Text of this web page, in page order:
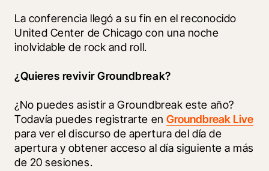
La conferencia llegó a su fin en el reconocido
United Center de Chicago con una noche
inolvidable de rock and roll.
¿Quieres revivir Groundbreak?
¿No puedes asistir a Groundbreak este año?
Todavía puedes registrarte en Groundbreak Live
para ver el discurso de apertura del día de
apertura y obtener acceso al día siguiente a más
de 20 sesiones.